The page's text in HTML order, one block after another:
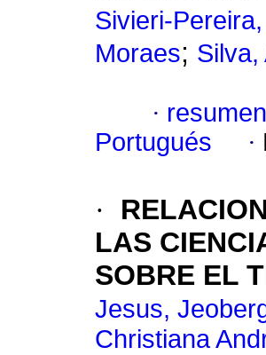
Sivieri-
Moraes; Silva,
·
Portugués
·
·
LAS
SOBRE EL
Jesus,
Christiana